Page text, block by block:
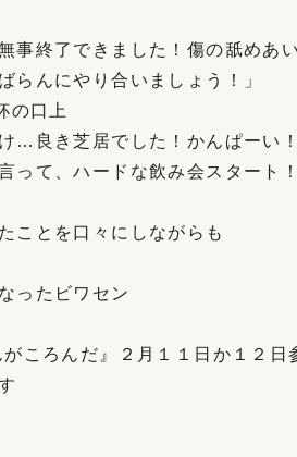
事終了できました！傷の舐めあ
らんにやり合いましょう！」
の口上
…良き芝居でした！かんぱーい
って、ハードな飲み会スタート
ことを口々にしながらも
ったビワセン
ころんだ』２月１１日か１２日